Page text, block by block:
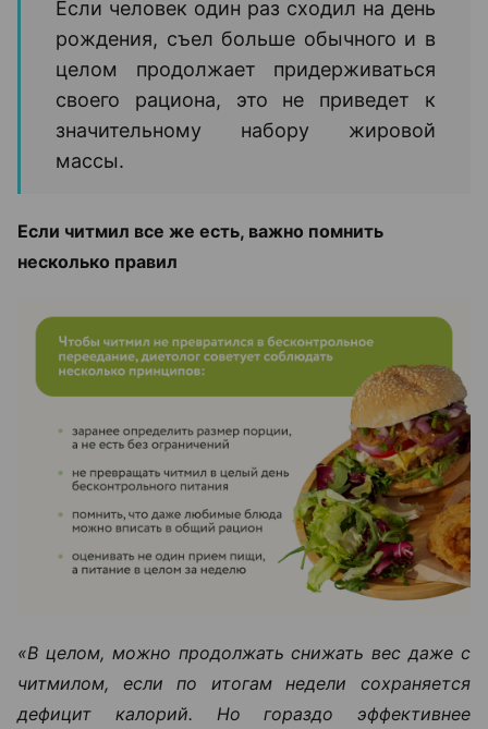
Если человек один раз сходил на день
рождения, съел больше обычного и в
целом продолжает придерживаться
своего рациона, это не приведет к
значительному набору жировой
массы.
Если читмил все же есть, важно помнить
несколько правил
«В целом, можно продолжать снижать вес даже с
читмилом, если по итогам недели сохраняется
дефицит калорий. Но гораздо эффективнее